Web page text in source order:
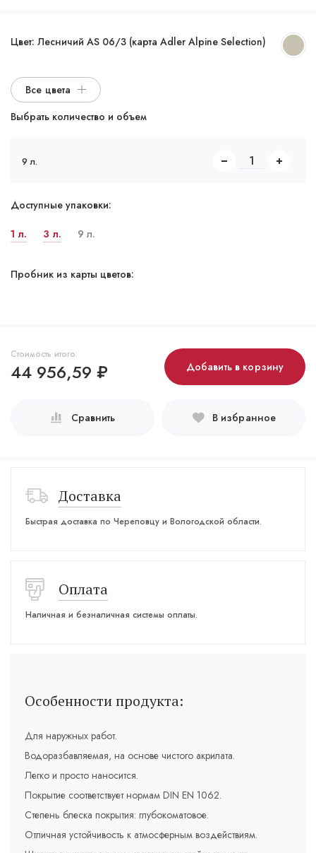
Цвет: Лесничий AS 06/3 (карта Adler Alpine Selection)
Все цвета
Выбрать количество и объем
9 л.
Доступные упаковки:
1 л. 3 л. 9 л.
Пробник из карты цветов:
Стоимость итого:
44 956,59 ₽ Добавить в корзину
Сравнить В избранное
Доставка
Быстрая доставка по Череповцу и Вологодской области.
Оплата
Наличная и безналичная системы оплаты.
Особенности продукта:
Для наружных работ.
Водоразбавляемая, на основе чистого акрилата.
Легко и просто наносится.
Покрытие соответствует нормам DIN EN 1062.
Степень блеска покрытия: глубокоматовое.
Отличная устойчивость к атмосферным воздействиям.